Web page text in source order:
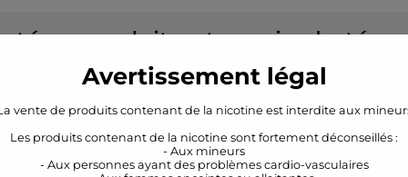
Avertissement légal
vente de produits contenant de la nicotine est interdite aux
Les produits contenant de la nicotine sont fortement déconseillés :
- Aux mineurs
- Aux personnes ayant des problèmes cardio-vasculaires
ce produit ont aussi acheté